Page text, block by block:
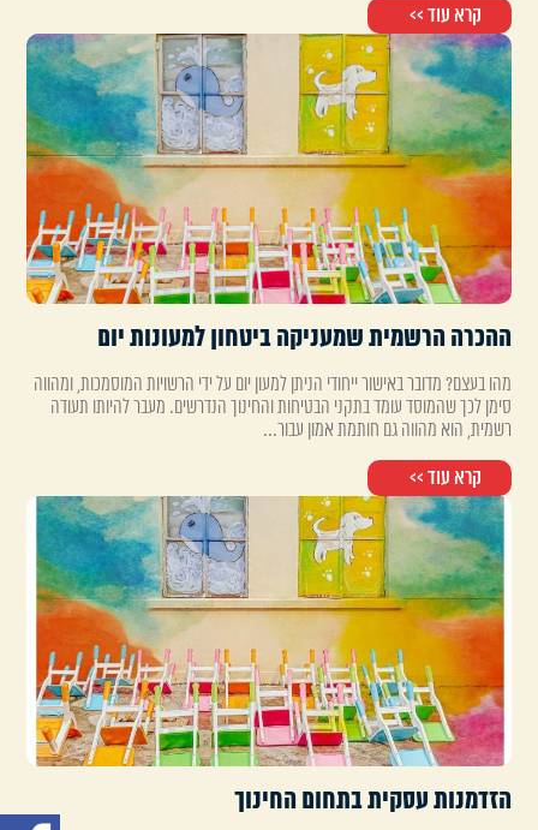
קרא עוד >>
ההכרה הרשמית שמעניקה ביטחון למעונות יום
מהו בעצם? מדובר באישור ייחודי הניתן למעון יום על ידי הרשויות המוסמכות, ומהווה
סימן לכך שהמוסד עומד בתקני הבטיחות והחינוך הנדרשים. מעבר להיותו תעודה
רשמית, הוא מהווה גם חותמת אמון עבור...
קרא עוד >>
הזדמנות עסקית בתחום החינוך